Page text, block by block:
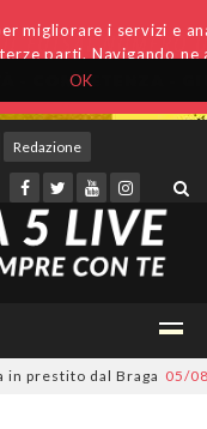
OK
migliorare i servizi e
parti. Navigando
Redazione
dal Braga 05/08/